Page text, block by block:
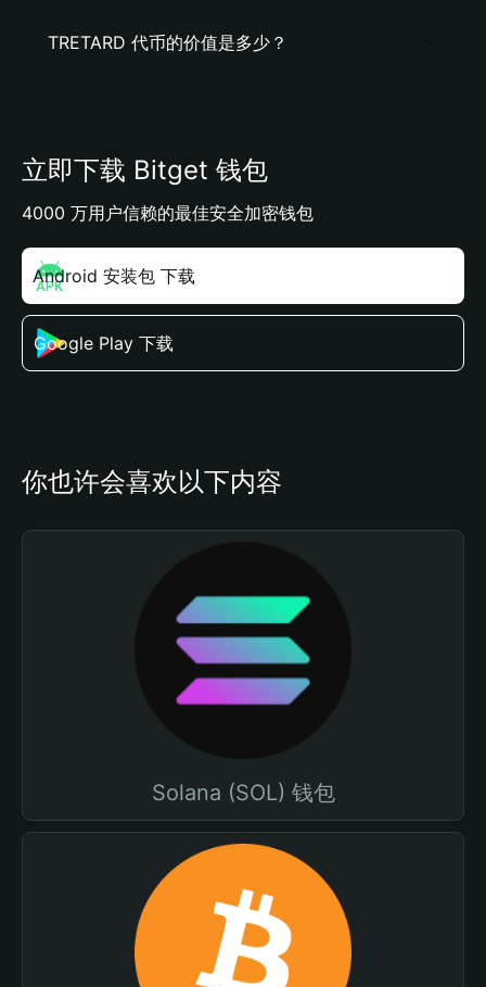
TRETARD 代币的价值是多少？
立即下载 Bitget 钱包
4000 万用户信赖的最佳安全加密钱包
Android 安装包 下载
Google Play 下载
你也许会喜欢以下内容
Solana (SOL) 钱包